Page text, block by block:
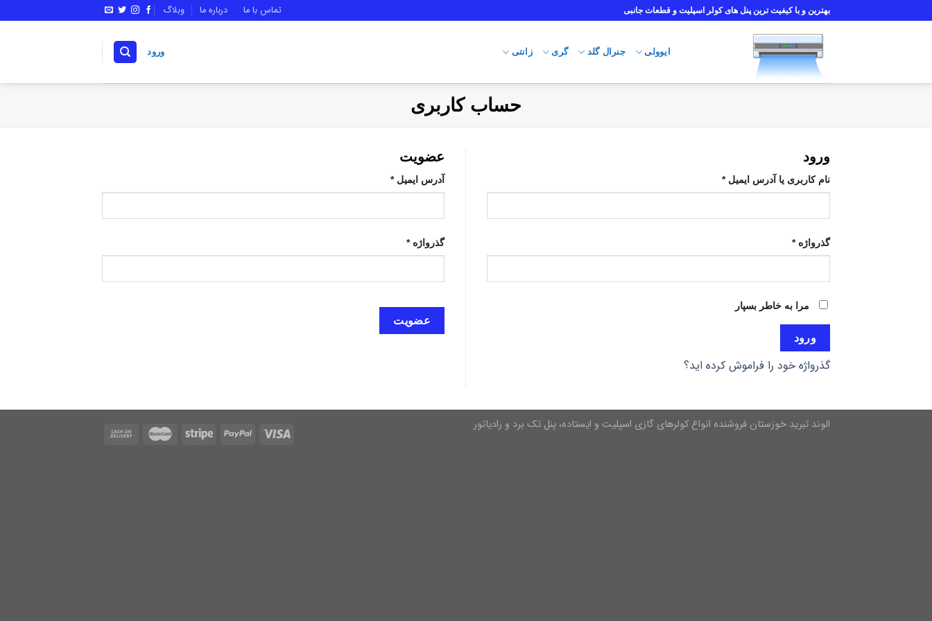
to
بهترین و با کیفیت ترین پنل های کولر اسپلیت و قطعات جانبی تماس با ما درباره ما وبلاگ
ایوولی جنرال گلد گری زانتی ورود
حساب کاربری
ورود
نام کاربری یا آدرس ایمیل*
گذرواژه*
مرا به خاطر بسپار
ورود
گذرواژه خود را فراموش کرده اید؟
عضویت
آدرس ایمیل*
گذرواژه*
عضویت
الوند تبرید خوزستان فروشنده انواع کولرهای گازی اسپلیت و ایستاده، پنل تک برد و رادیاتور